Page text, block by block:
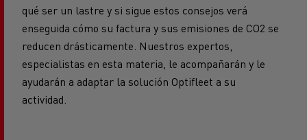
qué ser un lastre y si sigue estos consejos verá
enseguida cómo su factura y sus emisiones de CO2 se
reducen drásticamente. Nuestros expertos,
especialistas en esta materia, le acompañarán y le
ayudarán a adaptar la solución Optifleet a su
actividad.